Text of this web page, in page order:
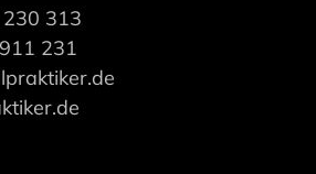
313
231